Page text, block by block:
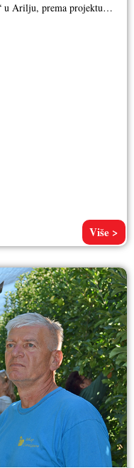
u Arilju, prema projektu
Više >